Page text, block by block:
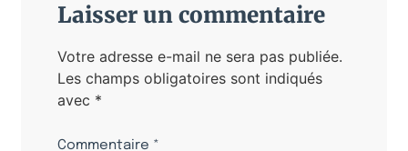
Laisser un commentaire
Votre adresse e-mail ne sera pas publiée.
Les champs obligatoires sont indiqués
avec *
Commentaire *